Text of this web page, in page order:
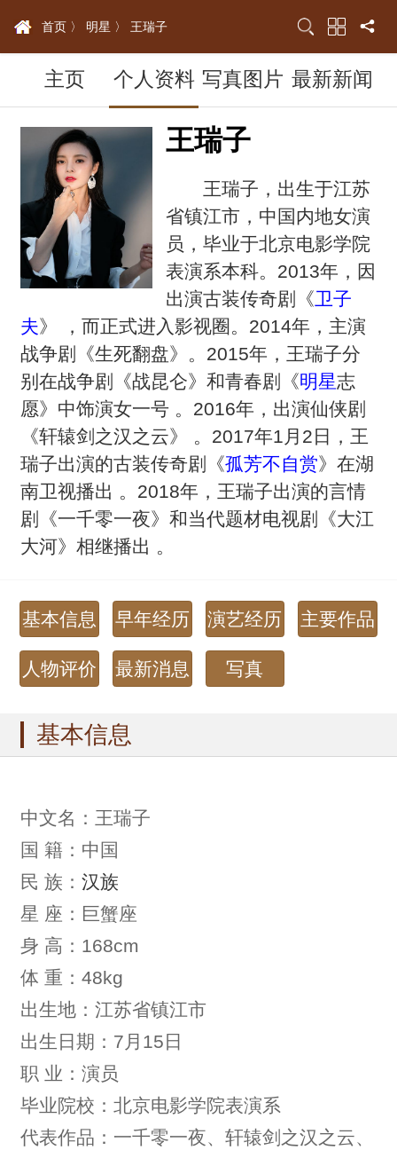
首页 〉 明星 〉 王瑞子
主页 个人资料 写真图片 最新新闻
王瑞子
王瑞子，出生于江苏
省镇江市，中国内地女演
员，毕业于北京电影学院
表演系本科。2013年，因
出演古装传奇剧《卫子
夫》 ，而正式进入影视圈。2014年，主演
战争剧《生死翻盘》。2015年，王瑞子分
别在战争剧《战昆仑》和青春剧《明星志
愿》中饰演女一号 。2016年，出演仙侠剧
《轩辕剑之汉之云》 。2017年1月2日，王
瑞子出演的古装传奇剧《孤芳不自赏》在湖
南卫视播出 。2018年，王瑞子出演的言情
剧《一千零一夜》和当代题材电视剧《大江
大河》相继播出 。
基本信息 早年经历 演艺经历 主要作品
人物评价 最新消息 写真
基本信息
中文名：王瑞子
国 籍：中国
民 族： 汉族
星 座：巨蟹座
身 高：168cm
体 重：48kg
出生地：江苏省镇江市
出生日期：7月15日
职 业：演员
毕业院校：北京电影学院表演系
代表作品：一千零一夜、轩辕剑之汉之云、